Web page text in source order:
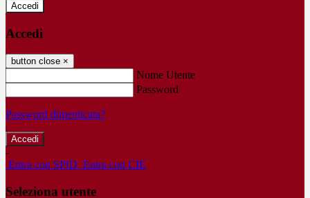
Accedi
Accedi
button close ×
Nome Utente
Password
Password dimenticata?
-
Entra con SPID Entra con CIE
Seleziona utente